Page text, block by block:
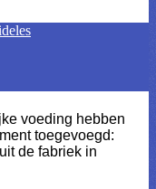
voeding hebben
toegevoegd:
de fabriek in